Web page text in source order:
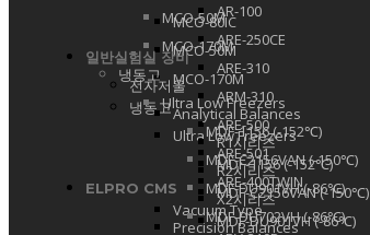
MCO-80IC
MCO-50M
MCO-170M
냉동고
Ultra Low Freezers
MDF-1156 (-152℃)
MDF-C2156VAN (-150℃)
MDF-DU901VH (-86℃)
AR-100
ARE-250CE
ARE-310
ARM-310
ARE-500
ARE-501
ARE-400TWIN
Vacuum Type
일반실험실 장비
전자저울
Analytical Balances
R1시리즈
R2시리즈
X2시리즈
Precision Balances
ELPRO CMS
MCO-50M
MCO-170M
냉동고
Ultra Low Freezers
MDF-1156 (-152℃)
MDF-C2156VAN (-150℃)
MDF-DU901VH (-86℃)
MDF-DU702VH (-86℃)